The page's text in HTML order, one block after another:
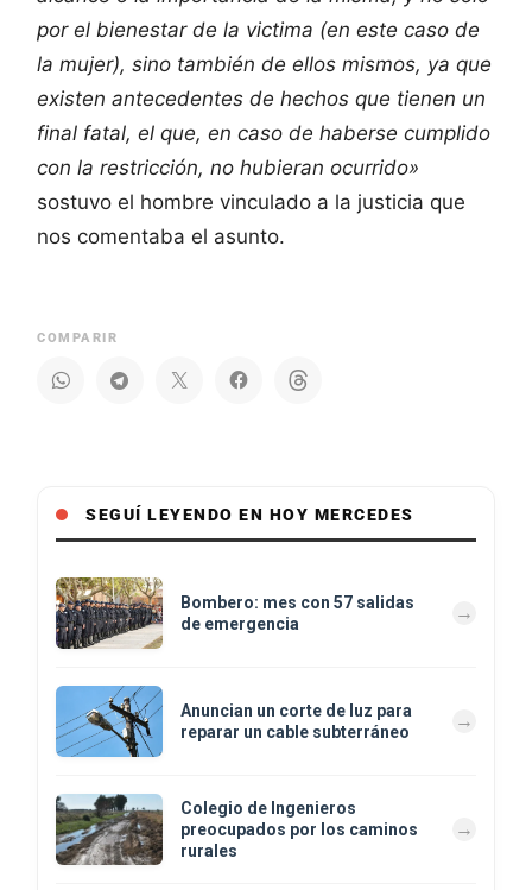
por el bienestar de la victima (en este caso de
la mujer), sino también de ellos mismos, ya que
existen antecedentes de hechos que tienen un
final fatal, el que, en caso de haberse cumplido
con la restricción, no hubieran ocurrido»
sostuvo el hombre vinculado a la justicia que
nos comentaba el asunto.
COMPARIR
SEGUÍ LEYENDO EN HOY MERCEDES
Bombero: mes con 57 salidas
de emergencia
Anuncian un corte de luz para
reparar un cable subterráneo
Colegio de Ingenieros
preocupados por los caminos
rurales